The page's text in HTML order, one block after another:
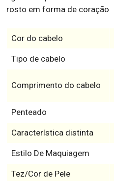
rosto em forma de coração
Cor do cabelo
Tipo de cabelo
Comprimento do cabelo
Penteado
Característica distinta
Estilo De Maquiagem
Tez/Cor de Pele